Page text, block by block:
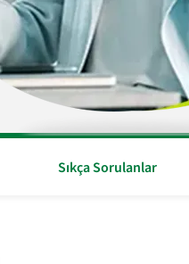
Sıkça Sorulanlar